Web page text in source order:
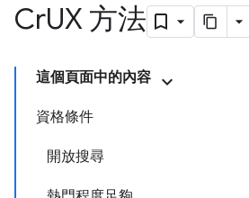
CrUX 方法
這個頁面中的內容
資格條件
開放搜尋